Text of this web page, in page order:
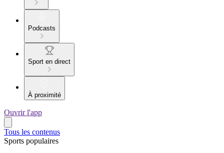
Podcasts
Sport en direct
À proximité
Ouvrir l'app
Tous les contenus
Sports populaires